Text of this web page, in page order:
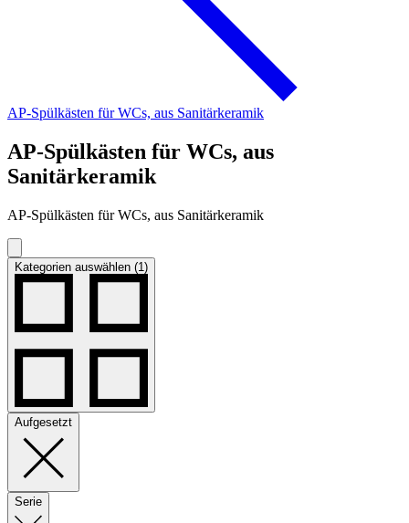
AP-Spülkästen für WCs, aus Sanitärkeramik
AP-Spülkästen für WCs, aus
Sanitärkeramik
AP-Spülkästen für WCs, aus Sanitärkeramik
Kategorien auswählen (1)
Aufgesetzt
Serie